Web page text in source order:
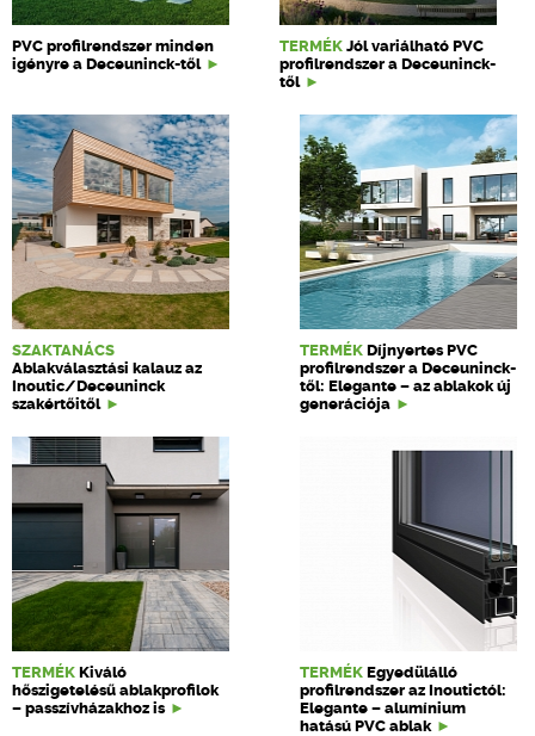
PVC profilrendszer minden
igényre a Deceuninck-től
TERMÉK Jól variálható PVC
profilrendszer a Deceuninck-
től
SZAKTANÁCS
Ablakválasztási kalauz az
Inoutic/Deceuninck
szakértőitől
TERMÉK Díjnyertes PVC
profilrendszer a Deceuninck-
től: Elegante – az ablakok új
generációja
TERMÉK Kiváló
hőszigetelésű ablakprofilok
– passzívházakhoz is
TERMÉK Egyedülálló
profilrendszer az Inoutictól:
Elegante – alumínium
hatású PVC ablak